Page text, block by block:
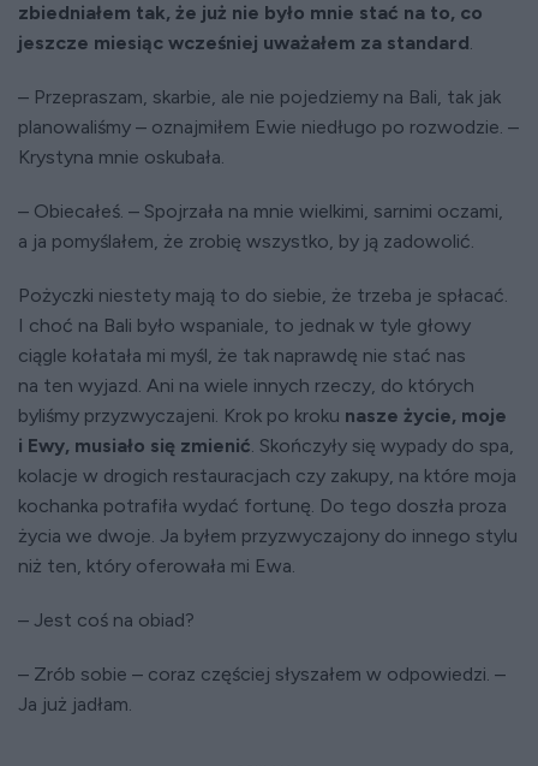
zbiedniałem tak, że już nie było mnie stać na to, co
jeszcze miesiąc wcześniej uważałem za standard.
– Przepraszam, skarbie, ale nie pojedziemy na Bali, tak jak
planowaliśmy – oznajmiłem Ewie niedługo po rozwodzie. –
Krystyna mnie oskubała.
– Obiecałeś. – Spojrzała na mnie wielkimi, sarnimi oczami,
a ja pomyślałem, że zrobię wszystko, by ją zadowolić.
Pożyczki niestety mają to do siebie, że trzeba je spłacać.
I choć na Bali było wspaniale, to jednak w tyle głowy
ciągle kołatała mi myśl, że tak naprawdę nie stać nas
na ten wyjazd. Ani na wiele innych rzeczy, do których
byliśmy przyzwyczajeni. Krok po kroku nasze życie, moje
i Ewy, musiało się zmienić. Skończyły się wypady do spa,
kolacje w drogich restauracjach czy zakupy, na które moja
kochanka potrafiła wydać fortunę. Do tego doszła proza
życia we dwoje. Ja byłem przyzwyczajony do innego stylu
niż ten, który oferowała mi Ewa.
– Jest coś na obiad?
– Zrób sobie – coraz częściej słyszałem w odpowiedzi. –
Ja już jadłam.